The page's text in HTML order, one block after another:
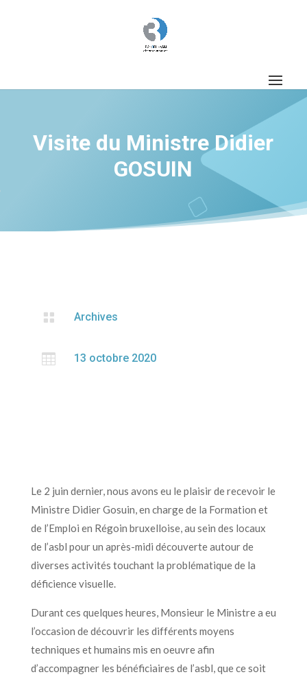
Visite du Ministre Didier
GOSUIN
 Archives
 13 octobre 2020
Le 2 juin dernier, nous avons eu le plaisir de recevoir le
Ministre Didier Gosuin, en charge de la Formation et
de l’Emploi en Régoin bruxelloise, au sein des locaux
de l’asbl pour un après-midi découverte autour de
diverses activités touchant la problématique de la
déficience visuelle.
Durant ces quelques heures, Monsieur le Ministre a eu
l’occasion de découvrir les différents moyens
techniques et humains mis en oeuvre afin
d’accompagner les bénéficiaires de l’asbl, que ce soit